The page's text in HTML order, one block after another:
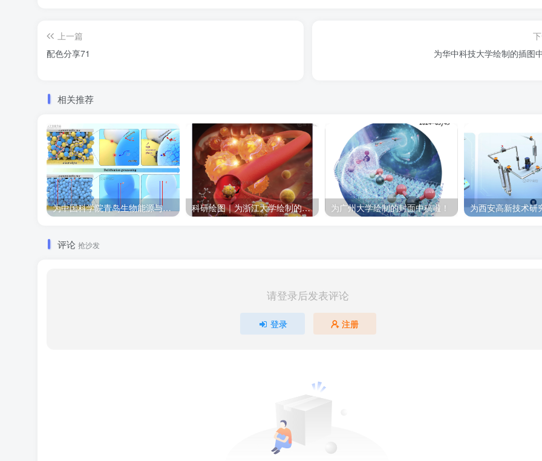
上一篇
配色分享71
为华中科技大学绘制的插图
相关推荐
为中国科学院青岛生物能源与过程研究所绘制的插图作品 科研绘图｜为浙江大学绘制的封面中稿啦！ 为广州大学绘制的封面中稿啦！
评论 抢沙发
请登录后发表评论
登录 注册